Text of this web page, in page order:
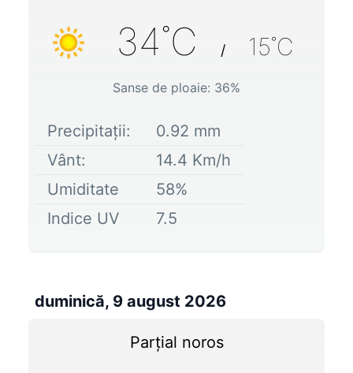
34˚C / 15˚C
Sanse de ploaie: 36%
Precipitații: 0.92 mm
Vânt:
14.4 Km/h
Umiditate
58%
Indice UV
7.5
duminică, 9 august 2026
Parțial noros